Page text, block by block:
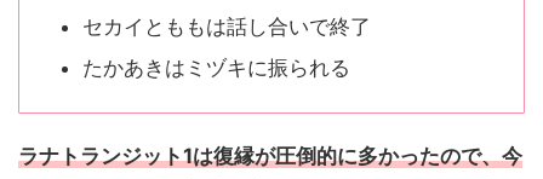
セカイとももは話し合いで終了
たかあきはミヅキに振られる
ラナトランジット1は復縁が圧倒的に多かったので、今